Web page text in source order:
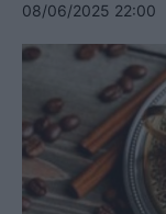
08/06/2025 22:00